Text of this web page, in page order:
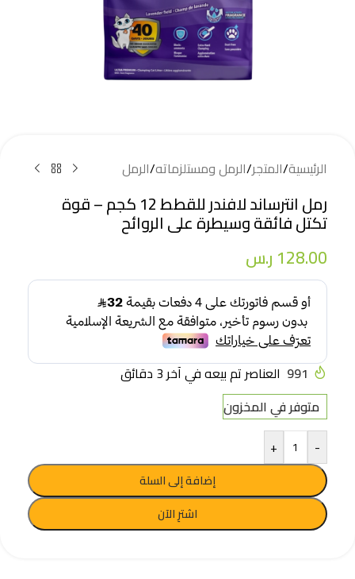
الرئيسية/المتجر/الرمل ومستلزماته/الرمل
رمل انترساند لافندر للقطط 12 كجم – قوة
تكتل فائقة وسيطرة على الروائح
128.00 ر.س
991 العناصر تم بيعه في آخر 3 دقائق
متوفر في المخزون
-
+
إضافة إلى السلة
اشترِ الآن